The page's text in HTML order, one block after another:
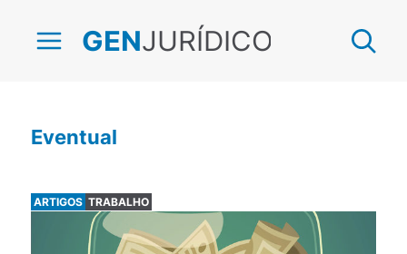
GENJURÍDICO
Eventual
ARTIGOS TRABALHO